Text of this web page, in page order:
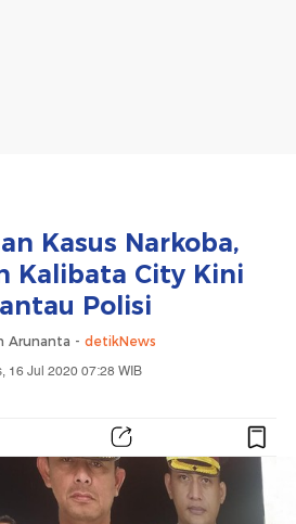
Kasus Narkoba,
Kalibata City Kini
Polisi
Arunanta - detikNews
16 Jul 2020 07:28 WIB